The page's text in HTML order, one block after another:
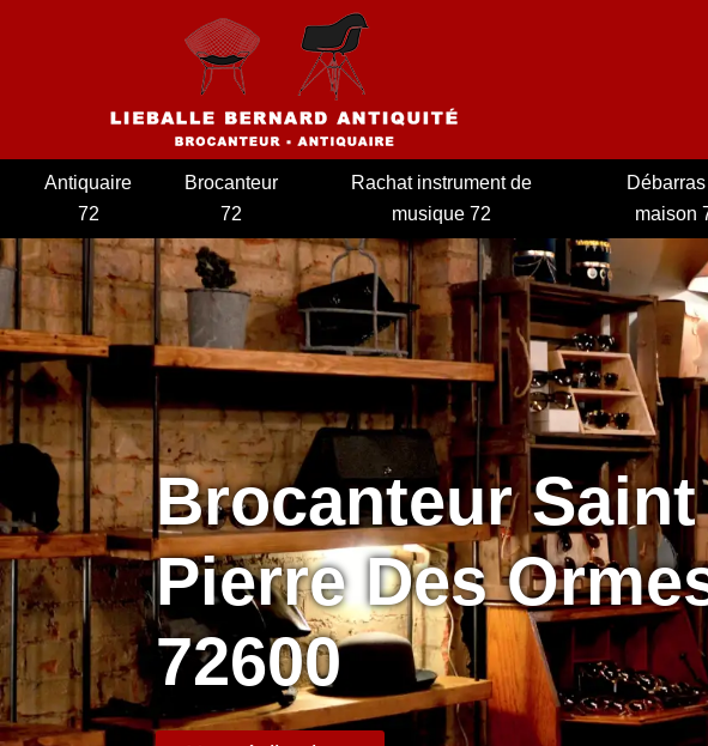
Antiquaire
72
Brocanteur
72
Rachat instrument de
musique 72
maison
Brocanteur Saint
Pierre Des
72600